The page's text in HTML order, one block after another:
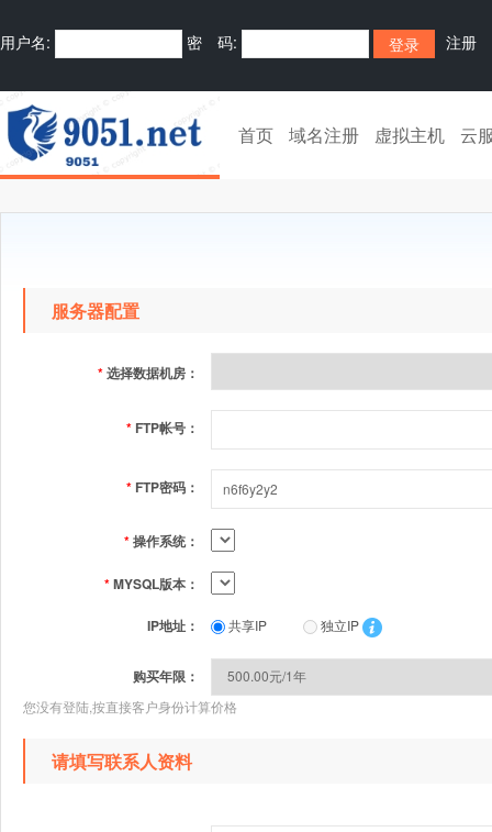
用户名: 密 码: 注册
首页 域名注册 虚拟主机 云
服务器配置
*选择数据机房：
* FTP帐号：
* FTP密码：
*操作系统：
*MYSQL版本：
IP地址： 共享IP 独立IP
购买年限：
您没有登陆,按直接客户身份计算价格
请填写联系人资料